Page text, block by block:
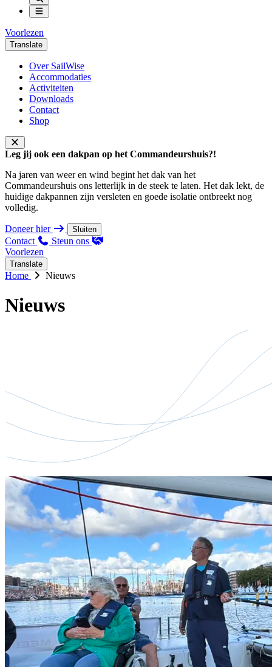
Voorlezen
Translate
Over SailWise
Accommodaties
Activiteiten
Downloads
Contact
Shop
Leg jij ook een dakpan op het Commandeurshuis?!
Na jaren van weer en wind begint het dak van het
Commandeurshuis ons letterlijk in de steek te laten. Het dak lekt, de
huidige dakpannen zijn versleten en goede isolatie ontbreekt nog
volledig.
Doneer hier Sluiten
Contact
Steun ons
Voorlezen
Translate
Home Nieuws
Nieuws